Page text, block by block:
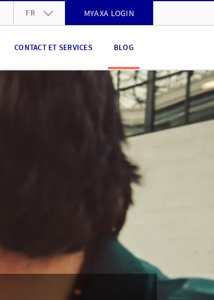
FR MYAXA LOGIN
CONTACT ET SERVICES BLOG